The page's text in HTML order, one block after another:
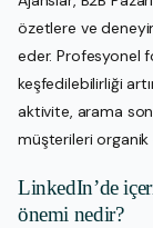
özetlere ve
eder. Profesyonel
keşfedilebilirliği
aktivite, arama
müşterileri organik
LinkedIn’de
önemi nedir?